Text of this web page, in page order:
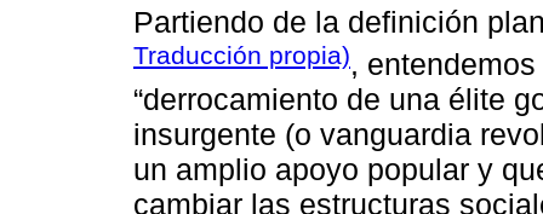
Partiendo de la definición
Traducción propia),
“derrocamiento de una élite
insurgente (o vanguardia
un amplio apoyo popular y
cambiar las estructuras